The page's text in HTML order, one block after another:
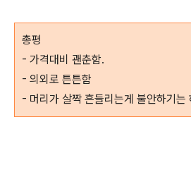
총평
- 가격대비 괜춘함.
- 의외로 튼튼함
- 머리가 살짝 흔들리는게 불안하기는